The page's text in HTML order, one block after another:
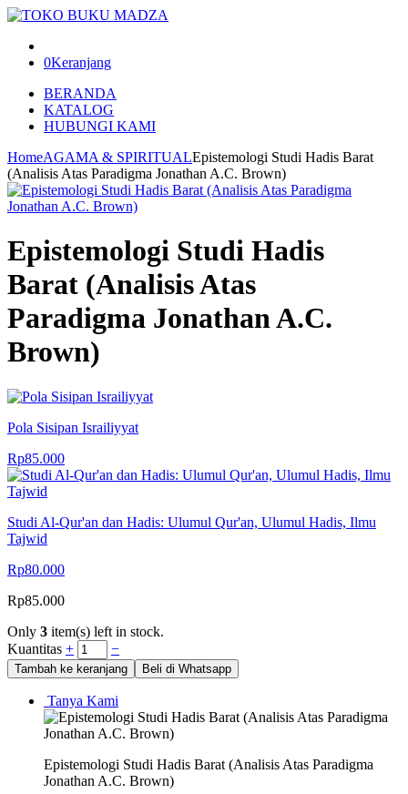
0Keranjang
BERANDA
KATALOG
HUBUNGI KAMI
HomeAGAMA & SPIRITUALEpistemologi Studi Hadis Barat
(Analisis Atas Paradigma Jonathan A.C. Brown)
Epistemologi Studi Hadis
Barat (Analisis Atas
Paradigma Jonathan A.C.
Brown)
Pola Sisipan Israiliyyat
Rp85.000
Studi Al-Qur'an dan Hadis: Ulumul Qur'an, Ulumul Hadis, Ilmu
Tajwid
Rp80.000
Rp85.000
Only 3 item(s) left in stock.
Kuantitas + −
Tambah ke keranjang Beli di Whatsapp
Tanya Kami
Epistemologi Studi Hadis Barat (Analisis Atas Paradigma
Jonathan A.C. Brown)